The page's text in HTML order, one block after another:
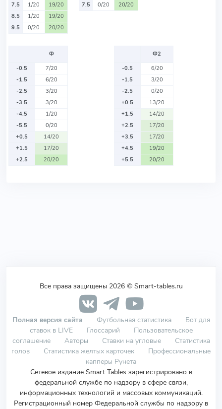
7.5
1/20
19/20
8.5
1/20
19/20
9.5
0/20 20/20
7.5
0/20 20/20
Ф
-0.5
7/20
-1.5
6/20
-2.5
3/20
-3.5
3/20
-4.5
1/20
-5.5
0/20
+0.5
14/20
+1.5
17/20
+2.5
20/20
Ф2
-0.5
6/20
-1.5
3/20
-2.5
0/20
+0.5
13/20
+1.5
14/20
+2.5
17/20
+3.5
17/20
+4.5
19/20
+5.5
20/20
Все права защищены 2026 © Smart-tables.ru
Полная версия сайта Футбольная статистика
Бот для
ставок в LIVE
Глоссарий
Пользовательское
соглашение
Авторы Ставки на угловые
Статистика
голов
Статистика желтых карточек
Профессиональные
капперы Рунета
Сетевое издание Smart Tables зарегистрировано в
федеральной службе по надзору в сфере связи,
информационных технологий и массовых коммуникаций.
Регистрационный номер Федеральной службы по надзору в